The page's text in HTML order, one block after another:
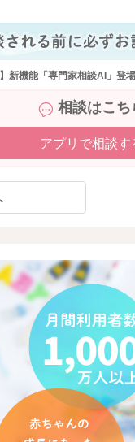
新機能「専門家相談AI」登
相談はこち
アプリで相談す